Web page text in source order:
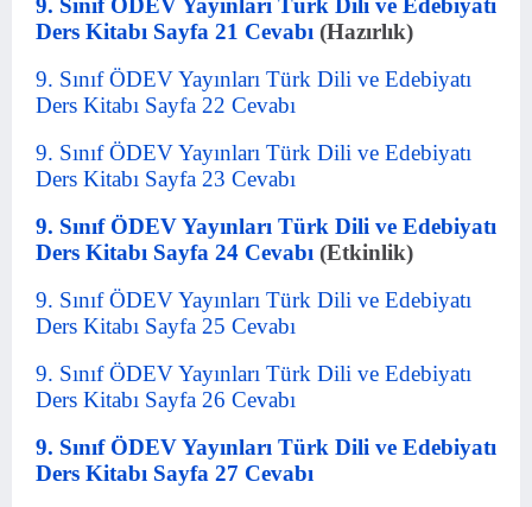
9. Sınıf ÖDEV Yayınları Türk Dili ve Edebiyatı
Ders Kitabı Sayfa 21 Cevabı (Hazırlık)
9. Sınıf ÖDEV Yayınları Türk Dili ve Edebiyatı
Ders Kitabı Sayfa 22 Cevabı
9. Sınıf ÖDEV Yayınları Türk Dili ve Edebiyatı
Ders Kitabı Sayfa 23 Cevabı
9. Sınıf ÖDEV Yayınları Türk Dili ve Edebiyatı
Ders Kitabı Sayfa 24 Cevabı (Etkinlik)
9. Sınıf ÖDEV Yayınları Türk Dili ve Edebiyatı
Ders Kitabı Sayfa 25 Cevabı
9. Sınıf ÖDEV Yayınları Türk Dili ve Edebiyatı
Ders Kitabı Sayfa 26 Cevabı
9. Sınıf ÖDEV Yayınları Türk Dili ve Edebiyatı
Ders Kitabı Sayfa 27 Cevabı